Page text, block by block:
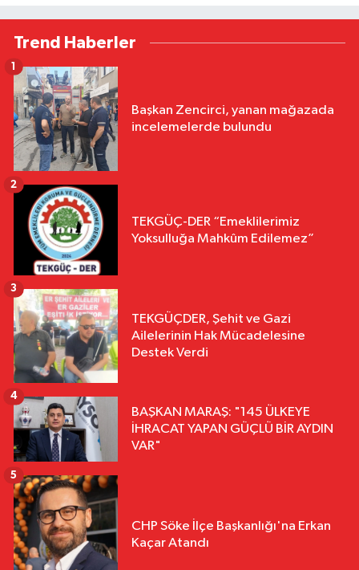
Trend Haberler
Başkan Zencirci, yanan mağazada
incelemelerde bulundu
1
TEKGÜÇ-DER “Emeklilerimiz
Yoksulluğa Mahkûm Edilemez”
2
TEKGÜÇDER, Şehit ve Gazi
Ailelerinin Hak Mücadelesine
Destek Verdi
3
BAŞKAN MARAŞ: "145 ÜLKEYE
İHRACAT YAPAN GÜÇLÜ BİR AYDIN
VAR"
4
CHP Söke İlçe Başkanlığı'na Erkan
Kaçar Atandı
5